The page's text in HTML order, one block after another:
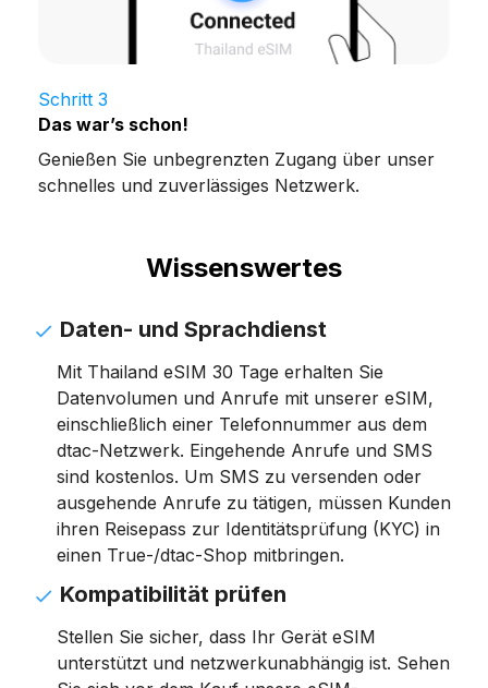
Schritt 3
Das war’s schon!
Genießen Sie unbegrenzten Zugang über unser
schnelles und zuverlässiges Netzwerk.
Wissenswertes
Daten- und Sprachdienst
Mit Thailand eSIM 30 Tage erhalten Sie
Datenvolumen und Anrufe mit unserer eSIM,
einschließlich einer Telefonnummer aus dem
dtac-Netzwerk. Eingehende Anrufe und SMS
sind kostenlos. Um SMS zu versenden oder
ausgehende Anrufe zu tätigen, müssen Kunden
ihren Reisepass zur Identitätsprüfung (KYC) in
einen True-/dtac-Shop mitbringen.
Kompatibilität prüfen
Stellen Sie sicher, dass Ihr Gerät eSIM
unterstützt und netzwerkunabhängig ist. Sehen